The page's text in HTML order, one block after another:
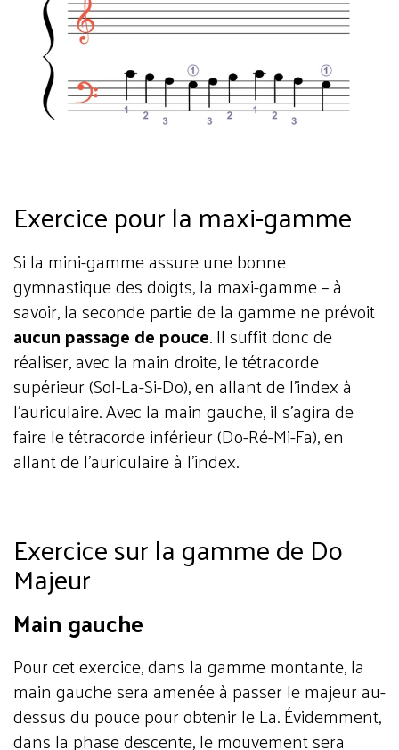
Exercice pour la maxi-gamme
Si la mini-gamme assure une bonne
gymnastique des doigts, la maxi-gamme – à
savoir, la seconde partie de la gamme ne prévoit
aucun passage de pouce. Il suffit donc de
réaliser, avec la main droite, le tétracorde
supérieur (Sol-La-Si-Do), en allant de l’index à
l’auriculaire. Avec la main gauche, il s’agira de
faire le tétracorde inférieur (Do-Ré-Mi-Fa), en
allant de l’auriculaire à l’index.
Exercice sur la gamme de Do
Majeur
Main gauche
Pour cet exercice, dans la gamme montante, la
main gauche sera amenée à passer le majeur au-
dessus du pouce pour obtenir le La. Évidemment,
dans la phase descente, le mouvement sera